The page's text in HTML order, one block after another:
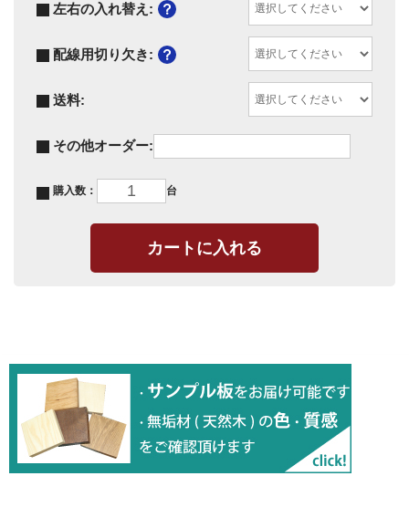
左右の入れ替え:
配線用切り欠き:
送料:
その他オーダー:
購入数： 台